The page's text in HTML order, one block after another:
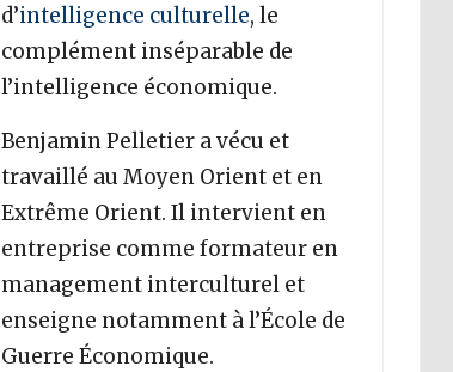
d’intelligence culturelle, le
complément inséparable de
l’intelligence économique.
Benjamin Pelletier a vécu et
travaillé au Moyen Orient et en
Extrême Orient. Il intervient en
entreprise comme formateur en
management interculturel et
enseigne notamment à l’École de
Guerre Économique.